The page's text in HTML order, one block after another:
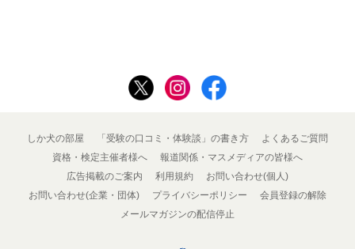
しか犬の部屋 「受験の口コミ・体験談」の書き方
よくあるご質問
資格・検定主催者様へ
報道関係・マスメディアの皆様へ
広告掲載のご案内
利用規約
お問い合わせ(個人)
お問い合わせ(企業・団体)
プライバシーポリシー
会員登録の解除
メールマガジンの配信停止